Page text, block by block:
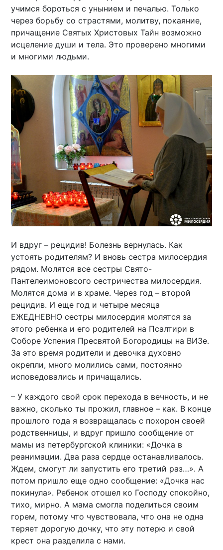
учимся бороться с унынием и печалью. Только
через борьбу со страстями, молитву, покаяние,
причащение Святых Христовых Тайн возможно
исцеление души и тела. Это проверено многими
и многими людьми.
И вдруг – рецидив! Болезнь вернулась. Как
устоять родителям? И вновь сестра милосердия
рядом. Молятся все сестры Свято-
Пантелеимоновсого сестричества милосердия.
Молятся дома и в храме. Через год – второй
рецидив. И еще год и четыре месяца
ЕЖЕДНЕВНО сестры милосердия молятся за
этого ребенка и его родителей на Псалтири в
Соборе Успения Пресвятой Богородицы на ВИЗе.
За это время родители и девочка духовно
окрепли, много молились сами, постоянно
исповедовались и причащались.
– У каждого свой срок перехода в вечность, и не
важно, сколько ты прожил, главное – как. В конце
прошлого года я возвращалась с похорон своей
родственницы, и вдруг пришло сообщение от
мамы из петербургской клиники: «Дочка в
реанимации. Два раза сердце останавливалось.
Ждем, смогут ли запустить его третий раз…». А
потом пришло еще одно сообщение: «Дочка нас
покинула». Ребенок отошел ко Господу спокойно,
тихо, мирно. А мама смогла поделиться своим
горем, потому что чувствовала, что она не одна
теряет дорогую дочку, что эту потерю и свой
крест она разделила с нами.